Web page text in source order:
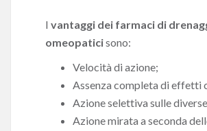
I vantaggi dei farmaci di
omeopaticisono:
Velocità di azione;
Assenza completa di effetti
Azione selettiva sulle
Azione mirata a seconda